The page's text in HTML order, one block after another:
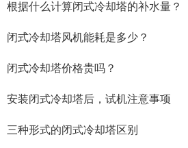
根据什么计算闭式冷却塔的补水量？
闭式冷却塔风机能耗是多少？
闭式冷却塔价格贵吗？
安装闭式冷却塔后，试机注意事项
三种形式的闭式冷却塔区别